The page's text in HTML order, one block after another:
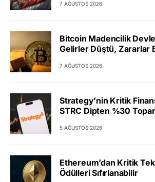
7 AĞUSTOS 2026
Bitcoin Madencilik
Gelirler Düştü, Zararlar
7 AĞUSTOS 2026
Strategy’nin Kritik
STRC Dipten %30
5 AĞUSTOS 2026
Ethereum’dan Kritik
Ödülleri Sıfırlanabilir